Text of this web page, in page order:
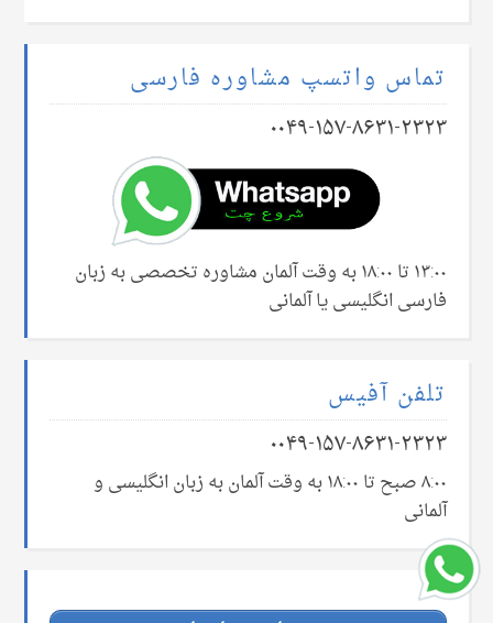
تماس واتسپ مشاوره فارسی
۰۰۴۹-۱۵۷-۸۶۳۱-۲۳۲۳
۱۳:۰۰ تا ۱۸:۰۰ به وقت آلمان مشاوره تخصصی به زبان
فارسی انگلیسی یا آلمانی
تلفن آفیس
۰۰۴۹-۱۵۷-۸۶۳۱-۲۳۲۳
۸:۰۰ صبح تا ۱۸:۰۰ به وقت آلمان به زبان انگلیسی و
آلمانی